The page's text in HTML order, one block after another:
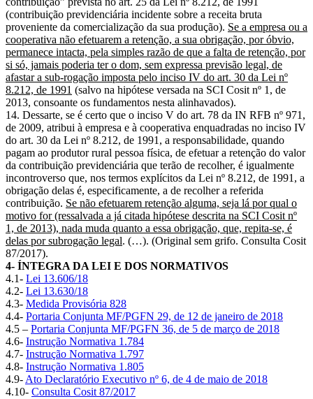
(contribuição previdenciária incidente sobre a receita bruta
proveniente da comercialização da sua produção). Se a empresa ou a
cooperativa não efetuarem a retenção, a sua obrigação, por óbvio,
permanece intacta, pela simples razão de que a falta de retenção, por
si só, jamais poderia ter o dom, sem expressa previsão legal, de
afastar a sub-rogação imposta pelo inciso IV do art. 30 da Lei nº
8.212, de 1991 (salvo na hipótese versada na SCI Cosit nº 1, de
2013, consoante os fundamentos nesta alinhavados).
14. Dessarte, se é certo que o inciso V do art. 78 da IN RFB nº 971,
de 2009, atribui à empresa e à cooperativa enquadradas no inciso IV
do art. 30 da Lei nº 8.212, de 1991, a responsabilidade, quando
pagam ao produtor rural pessoa física, de efetuar a retenção do valor
da contribuição previdenciária que terão de recolher, é igualmente
incontroverso que, nos termos explícitos da Lei nº 8.212, de 1991, a
obrigação delas é, especificamente, a de recolher a referida
contribuição. Se não efetuarem retenção alguma, seja lá por qual o
motivo for (ressalvada a já citada hipótese descrita na SCI Cosit nº
1, de 2013), nada muda quanto a essa obrigação, que, repita-se, é
delas por subrogação legal. (…). (Original sem grifo. Consulta Cosit
87/2017).
4- ÍNTEGRA DA LEI E DOS NORMATIVOS
4.1- Lei 13.606/18
4.2- Lei 13.630/18
4.3- Medida Provisória 828
4.4- Portaria Conjunta MF/PGFN 29, de 12 de janeiro de 2018
4.5 – Portaria Conjunta MF/PGFN 36, de 5 de março de 2018
4.6- Instrução Normativa 1.784
4.7- Instrução Normativa 1.797
4.8- Instrução Normativa 1.805
4.9-Ato Declaratório Executivo nº 6, de 4 de maio de 2018
4.10- Consulta Cosit 87/2017